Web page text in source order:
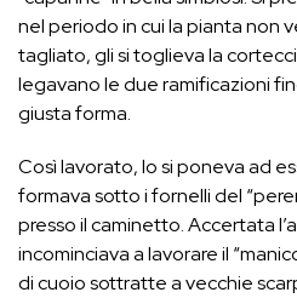
nel periodo in cui la pianta non
tagliato, gli si toglieva la
legavano le due ramificazioni
giusta forma.
Così lavorato, lo si poneva ad
formava sotto i fornelli del
presso il caminetto. Accertata
incominciava a lavorare il
di cuoio sottratte a vecchie